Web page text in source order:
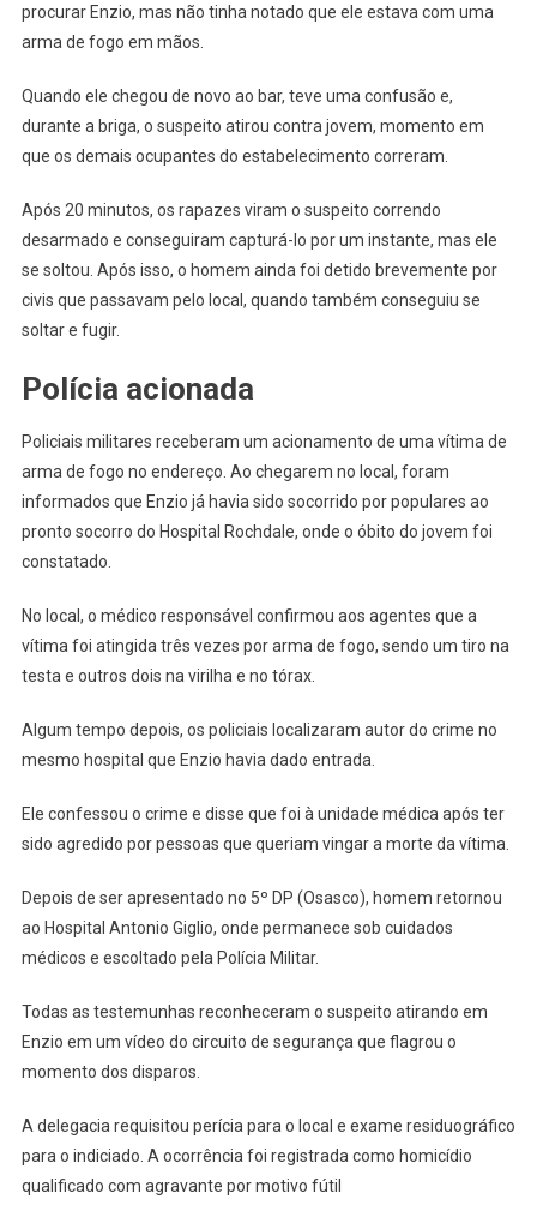
procurar Enzio, mas não tinha notado que ele estava com uma
arma de fogo em mãos.
Quando ele chegou de novo ao bar, teve uma confusão e,
durante a briga, o suspeito atirou contra jovem, momento em
que os demais ocupantes do estabelecimento correram.
Após 20 minutos, os rapazes viram o suspeito correndo
desarmado e conseguiram capturá-lo por um instante, mas ele
se soltou. Após isso, o homem ainda foi detido brevemente por
civis que passavam pelo local, quando também conseguiu se
soltar e fugir.
Polícia acionada
Policiais militares receberam um acionamento de uma vítima de
arma de fogo no endereço. Ao chegarem no local, foram
informados que Enzio já havia sido socorrido por populares ao
pronto socorro do Hospital Rochdale, onde o óbito do jovem foi
constatado.
No local, o médico responsável confirmou aos agentes que a
vítima foi atingida três vezes por arma de fogo, sendo um tiro na
testa e outros dois na virilha e no tórax.
Algum tempo depois, os policiais localizaram autor do crime no
mesmo hospital que Enzio havia dado entrada.
Ele confessou o crime e disse que foi à unidade médica após ter
sido agredido por pessoas que queriam vingar a morte da vítima.
Depois de ser apresentado no 5º DP (Osasco), homem retornou
ao Hospital Antonio Giglio, onde permanece sob cuidados
médicos e escoltado pela Polícia Militar.
Todas as testemunhas reconheceram o suspeito atirando em
Enzio em um vídeo do circuito de segurança que flagrou o
momento dos disparos.
A delegacia requisitou perícia para o local e exame residuográfico
para o indiciado. A ocorrência foi registrada como homicídio
qualificado com agravante por motivo fútil